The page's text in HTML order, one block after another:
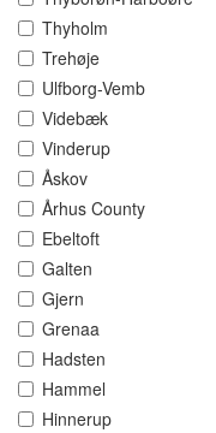
Thyholm
Trehøje
Ulfborg-Vemb
Videbæk
Vinderup
Åskov
Århus County
Ebeltoft
Galten
Gjern
Grenaa
Hadsten
Hammel
Hinnerup